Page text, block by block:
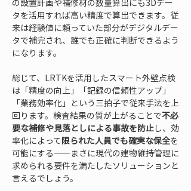
の設置計画や補修材の数量算出にも3Dデー
タを活用すれば高い精度で算出できます。従
来は経験値に頼っていた部分がデジタルデー
タで補完され、誰でも正確に判断できるよう
になります。
総じて、LRTKを活用したスマート外壁点検
は「精度の向上」「記録の信頼性アップ」
「業務効率化」という三拍子で従来手法を上
回ります。検査結果の質が上がることで不必
要な補修や見落としによる事故を防止し、効
率化によって限られた人員でも確実な保全を
可能にする——まさに現代の建物維持管理に
求められる要件を満たしたソリューションと
言えるでしょう。